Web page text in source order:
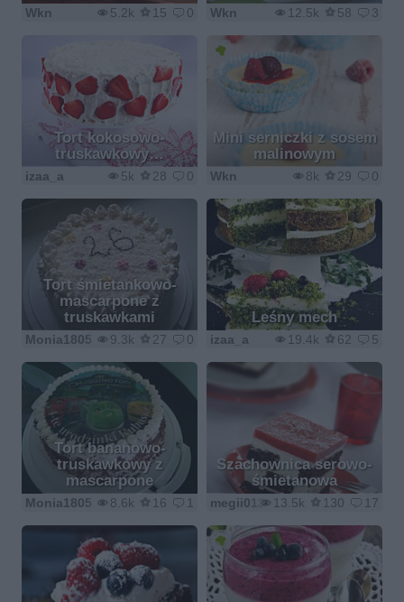
5.2k 15 0
Wkn 12.5k 58 3
Wkn
Tort kokosowo-
truskawkowy…
5k 28 0
izaa_a
Mini serniczki z sosem
malinowym
8k 29 0
Wkn
Tort śmietankowo-
mascarpone z
truskawkami
9.3k 27 0
Monia1805
Leśny mech
19.4k 62 5
izaa_a
Tort bananowo-
truskawkowy z
mascarpone
8.6k 16 1
Monia1805
Szachownica serowo-
śmietanowa
13.5k 130 17
megii013